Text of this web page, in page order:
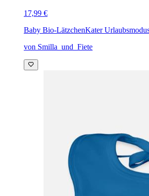
17,99 €
Baby Bio-LätzchenKater
von Smilla_und_Fiete